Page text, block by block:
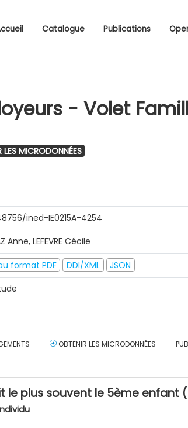
Catalogue Publications
- Volet
MICRODONNÉES
ined-IE0215A-4254
Anne, LEFEVRE Cécile
format PDF DDI/XML
JSON
OBTENIR LES MICRODONNÉES
le plus souvent le 5ème enfant